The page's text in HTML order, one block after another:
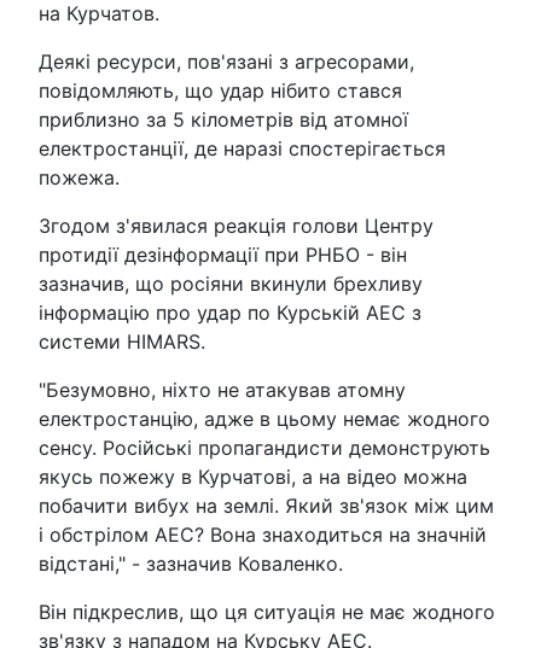
на Курчатов.
Деякі ресурси, пов'язані з агресорами,
повідомляють, що удар нібито стався
приблизно за 5 кілометрів від атомної
електростанції, де наразі спостерігається
пожежа.
Згодом з'явилася реакція голови Центру
протидії дезінформації при РНБО - він
зазначив, що росіяни вкинули брехливу
інформацію про удар по Курській АЕС з
системи HIMARS.
"Безумовно, ніхто не атакував атомну
електростанцію, адже в цьому немає жодного
сенсу. Російські пропагандисти демонструють
якусь пожежу в Курчатові, а на відео можна
побачити вибух на землі. Який зв'язок між цим
і обстрілом АЕС? Вона знаходиться на значній
відстані," - зазначив Коваленко.
Він підкреслив, що ця ситуація не має жодного
зв'язку з нападом на Курську АЕС.